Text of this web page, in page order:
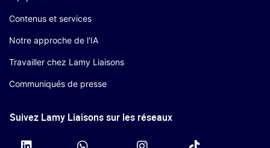
Contenus et services
Notre approche de l'IA
Travailler chez Lamy Liaisons
Communiqués de presse
Suivez Lamy Liaisons sur les réseaux